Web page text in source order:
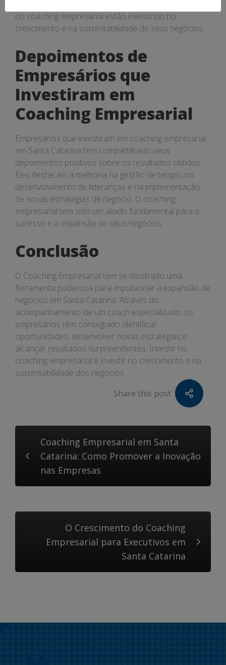
no coaching empresarial estão investindo no
crescimento e na sustentabilidade de seus negócios.
Depoimentos de
Empresários que
Investiram em
Coaching Empresarial
Empresários que investiram em coaching empresarial
em Santa Catarina têm compartilhado seus
depoimentos positivos sobre os resultados obtidos.
Eles destacam a melhoria na gestão de tempo, no
desenvolvimento de lideranças e na implementação
de novas estratégias de negócio. O coaching
empresarial tem sido um aliado fundamental para o
sucesso e a expansão de seus negócios.
Conclusão
O Coaching Empresarial tem se mostrado uma
ferramenta poderosa para impulsionar a expansão de
negócios em Santa Catarina. Através do
acompanhamento de um coach especializado, os
empresários têm conseguido identificar
oportunidades, desenvolver novas estratégias e
alcançar resultados surpreendentes. Investir no
coaching empresarial é investir no crescimento e na
sustentabilidade dos negócios.
Share this post
Coaching Empresarial em Santa
Catarina: Como Promover a Inovação
nas Empresas
O Crescimento do Coaching
Empresarial para Executivos em
Santa Catarina